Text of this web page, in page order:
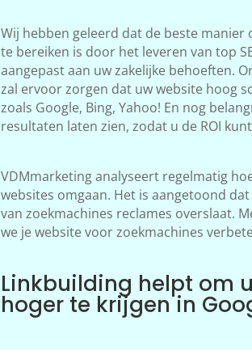
Wij hebben geleerd dat de beste manier
te bereiken is door het leveren van top
aangepast aan uw zakelijke behoeften.
zal ervoor zorgen dat uw website hoog
zoals Google, Bing, Yahoo! En nog
resultaten laten zien, zodat u de ROI
VDMmarketing analyseert regelmatig
websites omgaan. Het is aangetoond
van zoekmachines reclames overslaat.
we je website voor zoekmachines
Linkbuilding helpt om
hoger te krijgen in